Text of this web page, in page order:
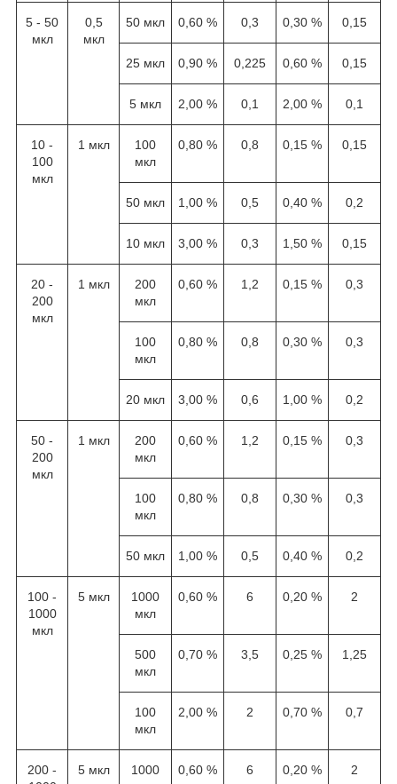
5 - 50
мкл
0,5
мкл
50 мкл 0,60 % 0,3 0,30 % 0,15
25 мкл 0,90 % 0,225 0,60 % 0,15
5 мкл 2,00 % 0,1 2,00 % 0,1
10 -
100
мкл
1 мкл
100
мкл
0,80 % 0,8 0,15 % 0,15
50 мкл 1,00 % 0,5 0,40 % 0,2
10 мкл 3,00 % 0,3 1,50 % 0,15
20 -
200
мкл
1 мкл
200
мкл
0,60 % 1,2 0,15 % 0,3
100
мкл
0,80 % 0,8 0,30 % 0,3
20 мкл 3,00 % 0,6 1,00 % 0,2
50 -
200
мкл
1 мкл
200
мкл
0,60 % 1,2 0,15 % 0,3
100
мкл
0,80 % 0,8 0,30 % 0,3
50 мкл 1,00 % 0,5 0,40 % 0,2
100 -
1000
мкл
5 мкл
1000
мкл
0,60 % 6 0,20 % 2
500
мкл
0,70 % 3,5 0,25 % 1,25
100
мкл
2,00 % 2 0,70 % 0,7
200 -
5 мкл
1000
0,60 % 6 0,20 % 2